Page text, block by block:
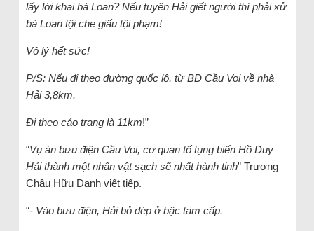
lấy lời khai bà Loan? Nếu tuyên Hải giết người thì phải xử
bà Loan tội che giấu tội phạm!
Vô lý hết sức!
P/S: Nếu đi theo đường quốc lộ, từ BĐ Cầu Voi về nhà
Hải 3,8km.
Đi theo cáo trạng là 11km!”
“Vụ án bưu điện Cầu Voi, cơ quan tố tụng biến Hồ Duy
Hải thành một nhân vật sạch sẽ nhất hành tinh” Trương
Châu Hữu Danh viết tiếp.
“- Vào bưu điện, Hải bỏ dép ở bậc tam cấp.